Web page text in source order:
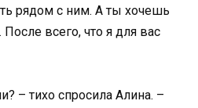
рядом с ним. А ты хочешь
всего, что я для вас
– тихо спросила Алина. –